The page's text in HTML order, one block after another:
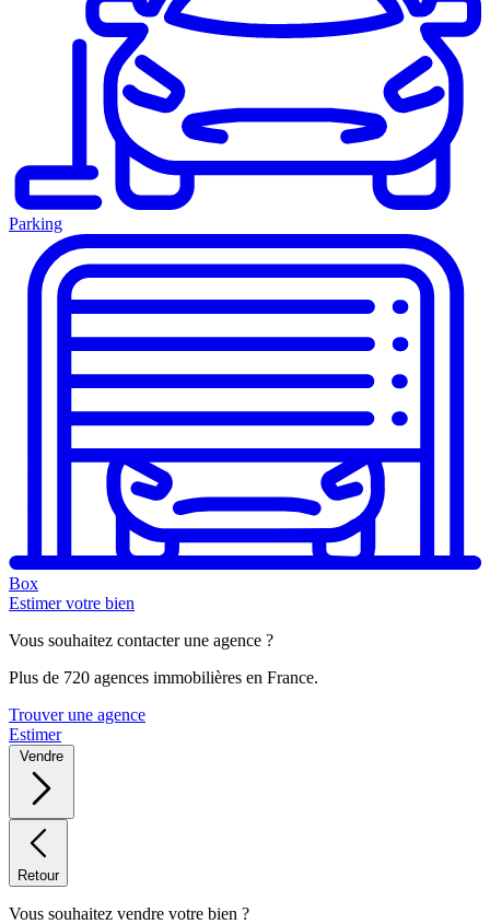
Parking
Box
Estimer votre bien
Vous souhaitez contacter une agence ?
Plus de 720 agences immobilières en France.
Trouver une agence
Estimer
Vendre
Retour
Vous souhaitez vendre votre bien ?